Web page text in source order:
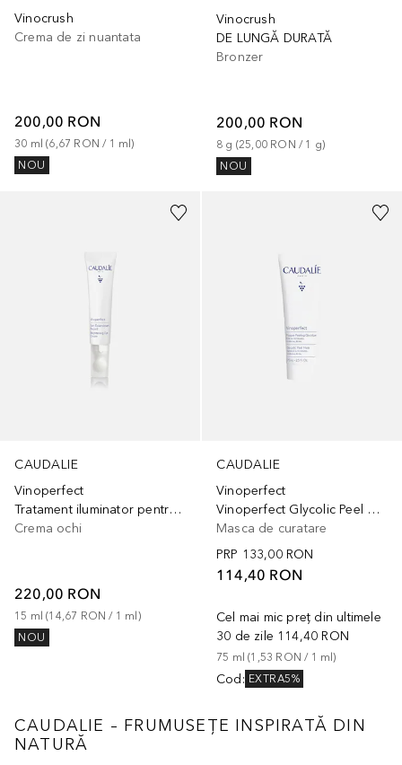
Vinocrush
Crema de zi nuantata
200,00 RON
30 ml (6,67 RON / 1 ml)
NOU
Vinocrush
DE LUNGĂ DURATĂ
Bronzer
200,00 RON
8 g (25,00 RON / 1 g)
NOU
CAUDALIE
Vinoperfect
Tratament iluminator pentru ochi
Crema ochi
220,00 RON
15 ml (14,67 RON / 1 ml )
NOU
CAUDALIE
Vinoperfect
Vinoperfect Glycolic Peel Mask
Masca de curatare
PRP 133,00 RON
114,40 RON
Cel mai mic preț din ultimele
30 de zile 114,40 RON
75 ml (1,53 RON / 1 ml)
Cod : EXTRA5%
CAUDALIE – FRUMUSEȚE INSPIRATĂ DIN
NATURĂ